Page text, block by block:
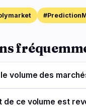
volume des
de ce volume est